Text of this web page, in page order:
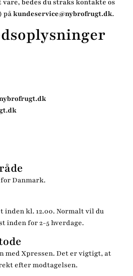
bedes du straks kontakte os
påkundeservice@nybrofrugt.dk.
Danmark.
inden kl. 12.00. Normalt vil du
inden for 2-5 hverdage.
med Xpressen. Det er vigtigt, at
efter modtagelsen.